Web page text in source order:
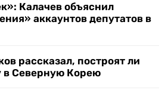
Калачев объяснил
аккаунтов депутатов в
рассказал, построят ли
в Северную Корею